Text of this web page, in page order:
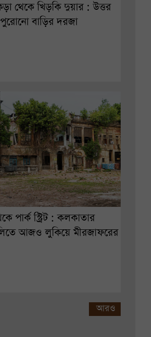
থেকে খিড়কি দুয়ার : উত্তর
বাড়ির দরজা
পার্ক স্ট্রিট : কলকাতার
আজও লুকিয়ে মীরজাফরের
আরও